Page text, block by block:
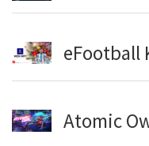
eFootball
Atomic